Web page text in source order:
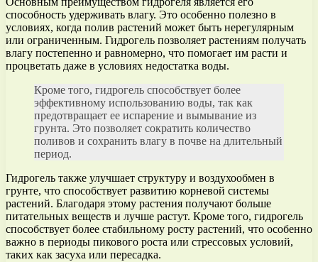
способность удерживать влагу. Это особенно полезно в
условиях, когда полив растений может быть нерегулярным
или ограниченным. Гидрогель позволяет растениям получать
влагу постепенно и равномерно, что помогает им расти и
процветать даже в условиях недостатка воды.
Кроме того, гидрогель способствует более
эффективному использованию воды, так как
предотвращает ее испарение и вымывание из
грунта. Это позволяет сократить количество
поливов и сохранить влагу в почве на длительный
период.
Гидрогель также улучшает структуру и воздухообмен в
грунте, что способствует развитию корневой системы
растений. Благодаря этому растения получают больше
питательных веществ и лучше растут. Кроме того, гидрогель
способствует более стабильному росту растений, что особенно
важно в периоды пикового роста или стрессовых условий,
таких как засуха или пересадка.